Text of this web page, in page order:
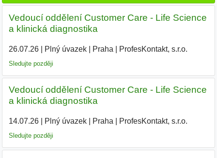
Vedoucí oddělení Customer Care - Life Science
a klinická diagnostika
26.07.26| Plný úvazek| Praha ProfesKontakt, s.r.o.
Sledujte později
Vedoucí oddělení Customer Care - Life Science
a klinická diagnostika
14.07.26| Plný úvazek| Praha ProfesKontakt, s.r.o.
Sledujte později